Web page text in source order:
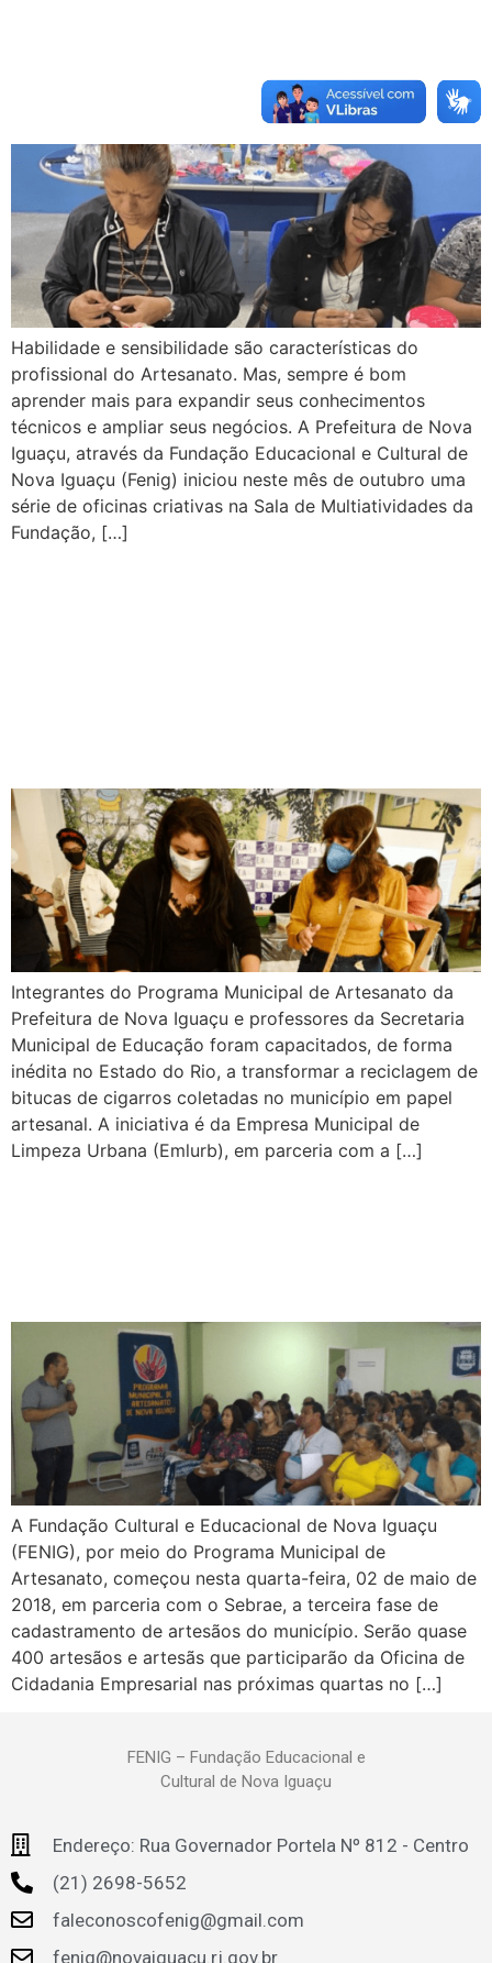
Habilidade e sensibilidade são características do
profissional do Artesanato. Mas, sempre é bom
aprender mais para expandir seus conhecimentos
técnicos e ampliar seus negócios. A Prefeitura de Nova
Iguaçu, através da Fundação Educacional e Cultural de
Nova Iguaçu (Fenig) iniciou neste mês de outubro uma
série de oficinas criativas na Sala de Multiatividades da
Fundação, […]
Integrantes do Programa Municipal de Artesanato da
Prefeitura de Nova Iguaçu e professores da Secretaria
Municipal de Educação foram capacitados, de forma
inédita no Estado do Rio, a transformar a reciclagem de
bitucas de cigarros coletadas no município em papel
artesanal. A iniciativa é da Empresa Municipal de
Limpeza Urbana (Emlurb), em parceria com a […]
A Fundação Cultural e Educacional de Nova Iguaçu
(FENIG), por meio do Programa Municipal de
Artesanato, começou nesta quarta-feira, 02 de maio de
2018, em parceria com o Sebrae, a terceira fase de
cadastramento de artesãos do município. Serão quase
400 artesãos e artesãs que participarão da Oficina de
Cidadania Empresarial nas próximas quartas no […]
FENIG – Fundação Educacional e
Cultural de Nova Iguaçu
Endereço: Rua Governador Portela Nº 812 - Centro
(21) 2698-5652
faleconoscofenig@gmail.com
fenig@novaiguacu.rj.gov.br